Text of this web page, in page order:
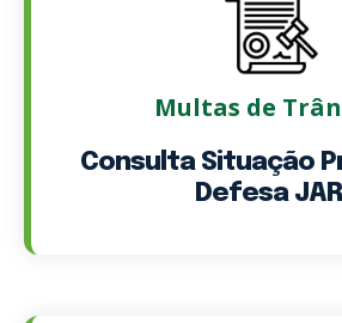
Multas de
Consulta Situação
Defesa JARI